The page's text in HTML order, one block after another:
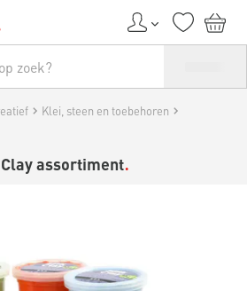
Klei, steen en toebehoren
assortiment